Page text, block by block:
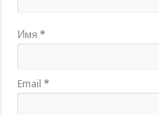
Имя*
Email*